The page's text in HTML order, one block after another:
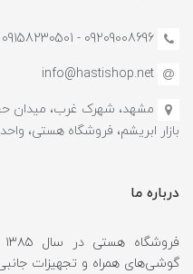
09209008696 - 09158230501 - 05136219781
info@hastishop.net
بازار ابریشم، فروشگاه هستی، واحد908
درباره ما